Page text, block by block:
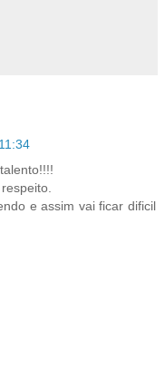
e assim vai ficar dificil